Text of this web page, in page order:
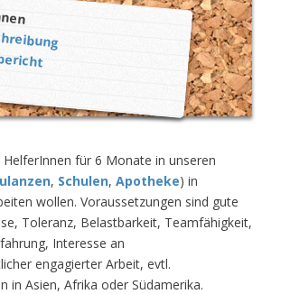
HelferInnen für 6 Monate in unseren
, Schulen, Apotheke) in
wollen. Voraussetzungen sind gute
Toleranz, Belastbarkeit, Teamfähigkeit,
Interesse an
engagierter Arbeit, evtl.
in Asien, Afrika oder Südamerika.